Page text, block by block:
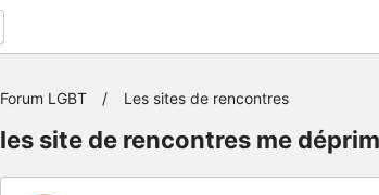
Forum LGBT Les sites de rencontres
les site de rencontres me